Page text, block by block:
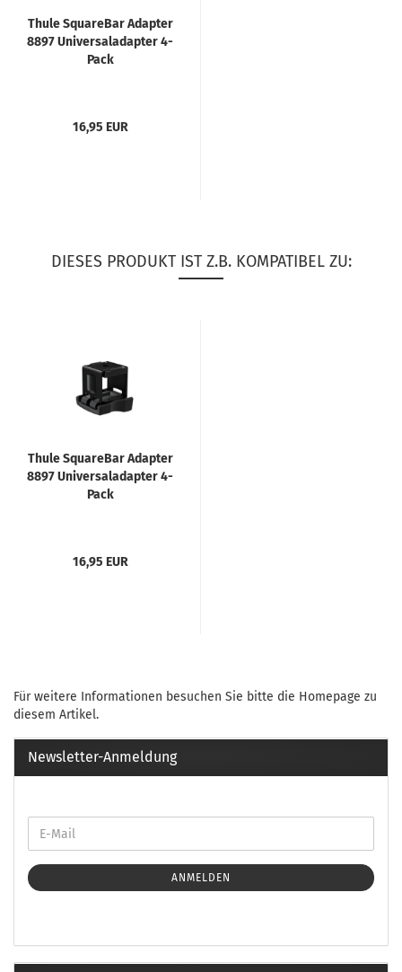
Thule SquareBar Adapter
8897 Universaladapter 4-
Pack
16,95 EUR
DIESES PRODUKT IST Z.B. KOMPATIBEL ZU:
Thule SquareBar Adapter
8897 Universaladapter 4-
Pack
16,95 EUR
Für weitere Informationen besuchen Sie bitte die Homepage zu
diesem Artikel.
Newsletter-Anmeldung
ANMELDEN